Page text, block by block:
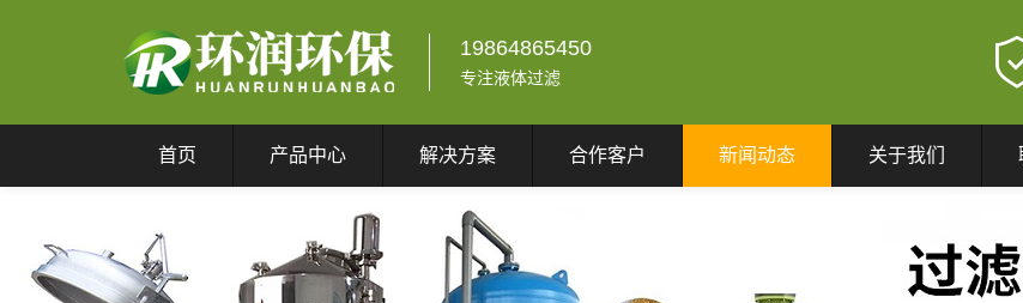
19864865450
专注液体过滤
首页 产品中心 解决方案 合作客户 新闻动态 关于我们